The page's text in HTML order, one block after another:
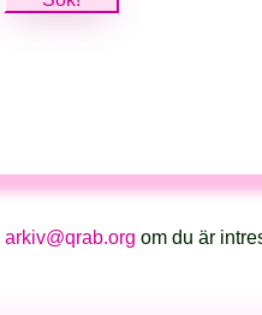
arkiv@qrab.org om du är